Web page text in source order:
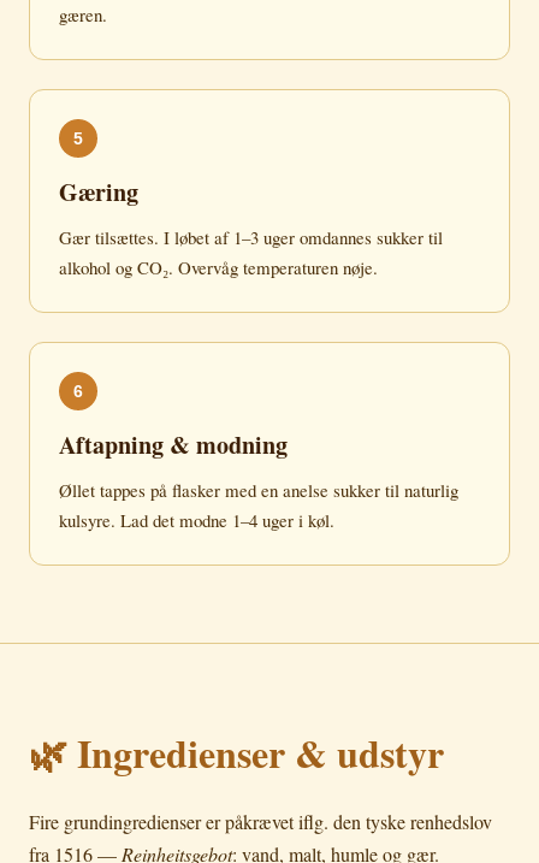
gæren.
5
Gæring
Gær tilsættes. I løbet af 1–3 uger omdannes sukker til
alkohol og CO₂. Overvåg temperaturen nøje.
6
Aftapning & modning
Øllet tappes på flasker med en anelse sukker til naturlig
kulsyre. Lad det modne 1–4 uger i køl.
🌿 Ingredienser & udstyr
Fire grundingredienser er påkrævet iflg. den tyske renhedslov
fra 1516 — Reinheitsgebot: vand, malt, humle og gær.